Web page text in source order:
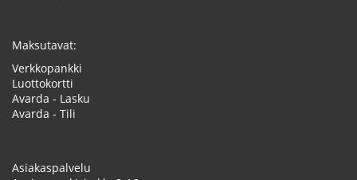
Maksutavat:
Verkkopankki
Luottokortti
Avarda - Lasku
Avarda - Tili
Asiakaspalvelu